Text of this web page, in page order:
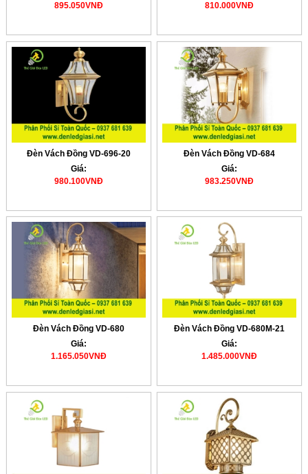
895.050VNĐ
810.000VNĐ
Đèn Vách Đồng VD-696-20
Giá:
980.100VNĐ
Đèn Vách Đồng VD-684
Giá:
983.250VNĐ
Đèn Vách Đồng VD-680
Giá:
1.165.050VNĐ
Đèn Vách Đồng VD-680M-21
Giá:
1.485.000VNĐ